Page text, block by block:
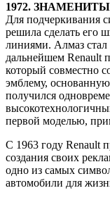
1972.
Для подчеркивания
решила сделать его
линиями. Алмаз стал
дальнейшем Renault
который совместно
эмблему,
получился
первой моделью,
С 1963 году Renault
создания своих
одно из самых
автомобили для